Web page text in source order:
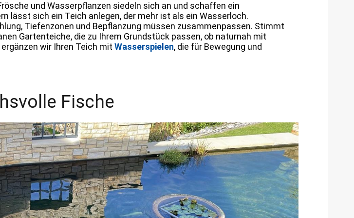
und Wasserpflanzen siedeln sich an und schaffen ein
lässt sich ein Teich anlegen, der mehr ist als ein Wasserloch.
Tiefenzonen und Bepflanzung müssen zusammenpassen. Stimmt
Gartenteiche, die zu Ihrem Grundstück passen, ob naturnah mit
wir Ihren Teich mit Wasserspielen, die für Bewegung und
Fische